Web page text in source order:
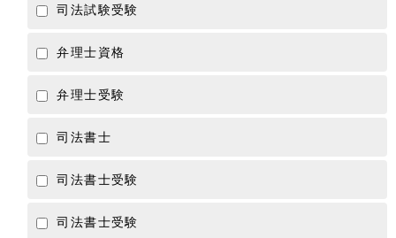
司法試験受験
弁理士資格
弁理士受験
司法書士
司法書士受験
司法書士受験